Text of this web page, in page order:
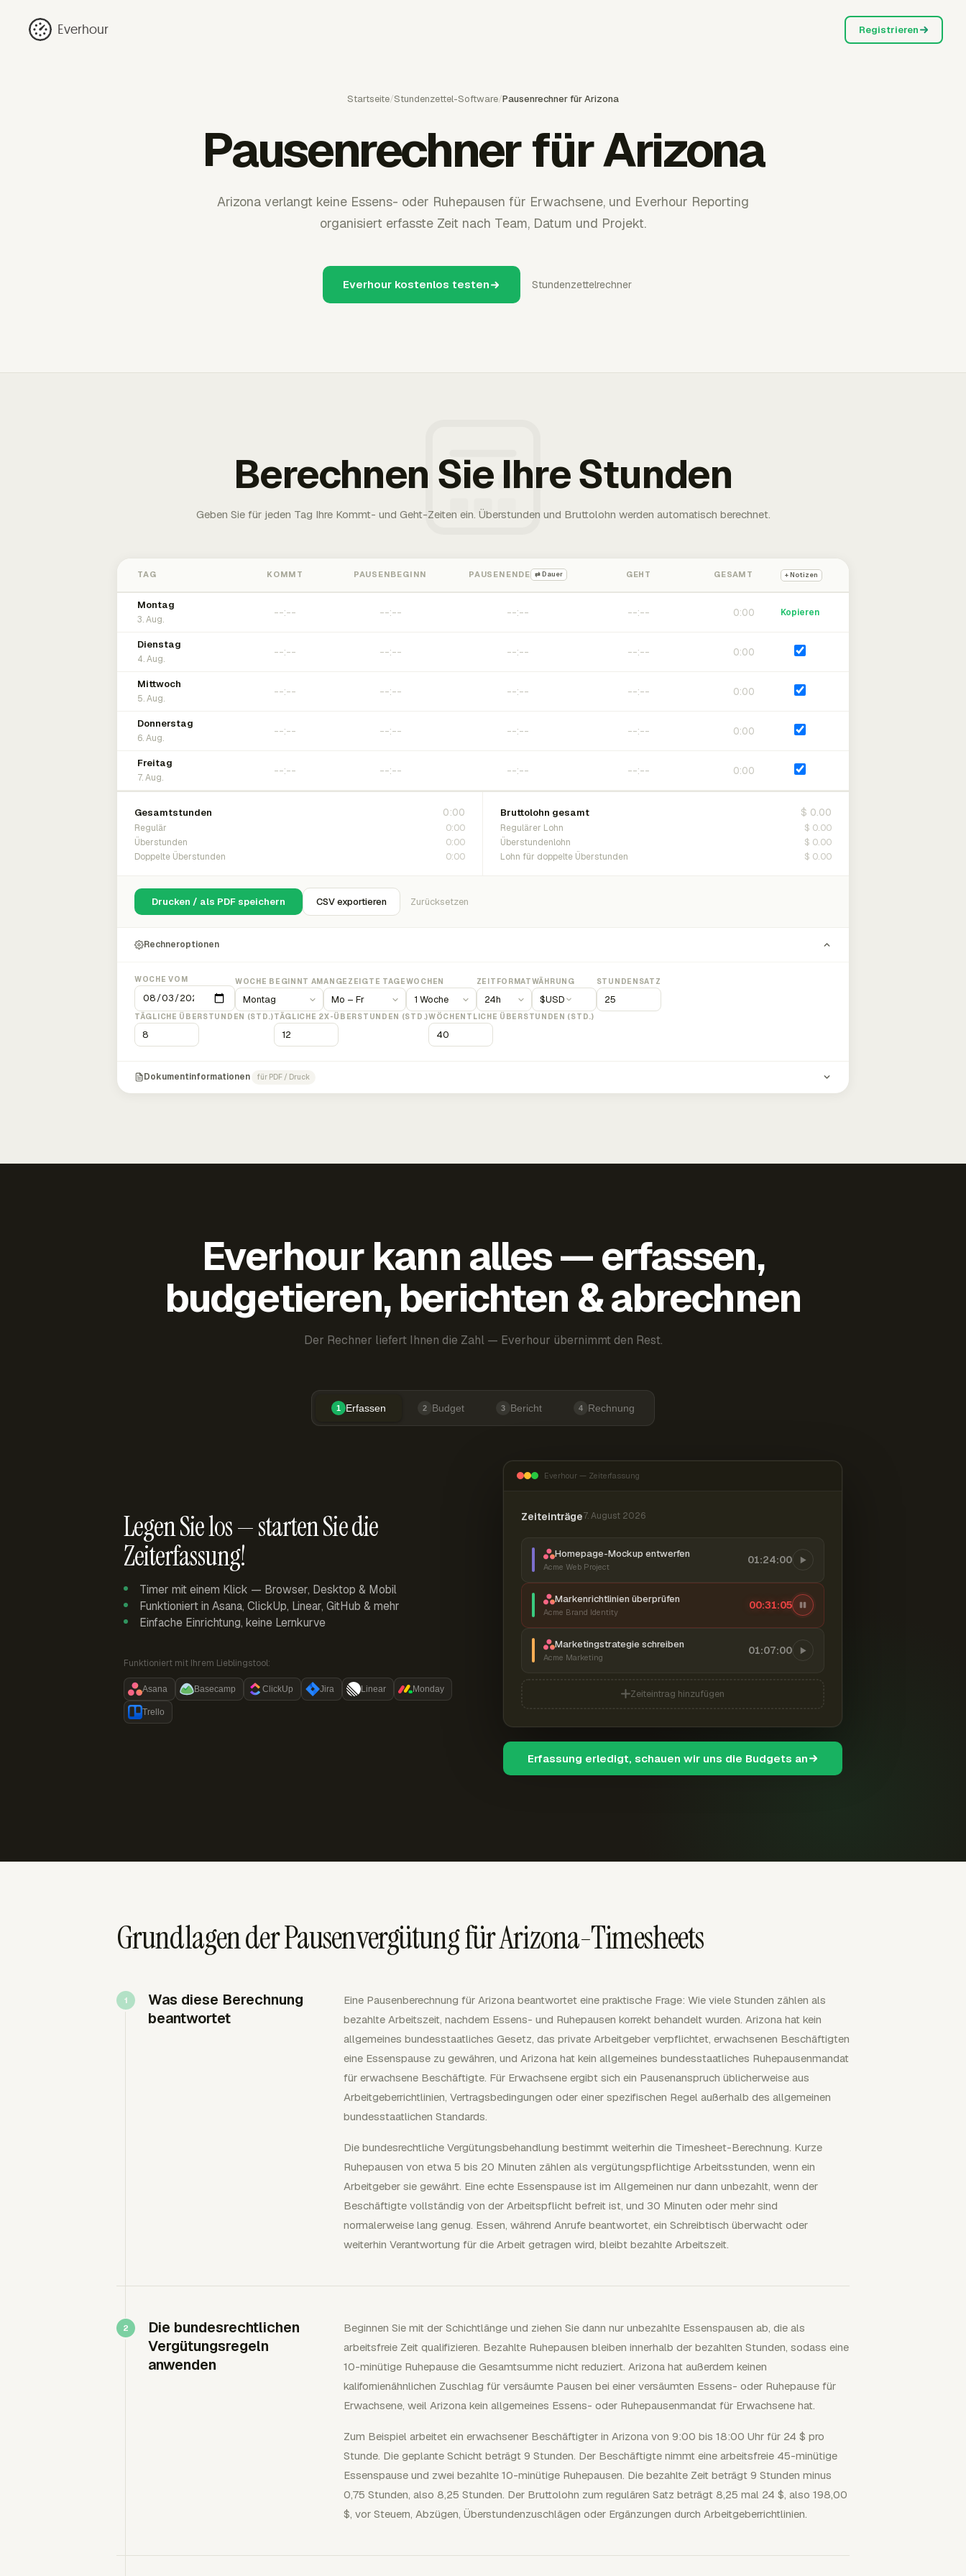
Everhour Registrieren
Startseite/Stundenzettel-Software/Pausenrechner für Arizona
Pausenrechner für Arizona
Arizona verlangt keine Essens- oder Ruhepausen für Erwachsene, und Everhour Reporting
organisiert erfasste Zeit nach Team, Datum und Projekt.
Everhour kostenlos testen Stundenzettelrechner
Berechnen Sie Ihre Stunden
Geben Sie für jeden Tag Ihre Kommt- und Geht-Zeiten ein. Überstunden und Bruttolohn werden automatisch berechnet.
TAG KOMMT PAUSENBEGINN PAUSENENDE ⇄ Dauer GEHT GESAMT + Notizen
Montag
3. Aug.
0:00 Kopieren
Dienstag
4. Aug.
0:00
Mittwoch
5. Aug.
0:00
Donnerstag
6. Aug.
0:00
Freitag
7. Aug.
0:00
Gesamtstunden 0:00
Regulär 0:00
Überstunden 0:00
Doppelte Überstunden 0:00
Bruttolohn gesamt $ 0.00
Regulärer Lohn $ 0.00
Überstundenlohn $ 0.00
Lohn für doppelte Überstunden $ 0.00
Drucken / als PDF speichern CSV exportieren Zurücksetzen
Rechneroptionen
WOCHE VOM WOCHE BEGINNT AMANGEZEIGTE TAGEWOCHEN ZEITFORMATWÄHRUNG
$USD
STUNDENSATZ
TÄGLICHE ÜBERSTUNDEN (STD.)TÄGLICHE 2X-ÜBERSTUNDEN (STD.)WÖCHENTLICHE ÜBERSTUNDEN (STD.)
Dokumentinformationen für PDF / Druck
Everhour kann alles — erfassen,
budgetieren, berichten & abrechnen
Der Rechner liefert Ihnen die Zahl — Everhour übernimmt den Rest.
1 Erfassen 2 Budget 3 Bericht 4 Rechnung
Legen Sie los — starten Sie die
Zeiterfassung!
Timer mit einem Klick — Browser, Desktop & Mobil
Funktioniert in Asana, ClickUp, Linear, GitHub & mehr
Einfache Einrichtung, keine Lernkurve
Funktioniert mit Ihrem Lieblingstool:
Asana Basecamp ClickUp Jira Linear Monday
Trello
Everhour — Zeiterfassung
Zeiteinträge7. August 2026
Homepage-Mockup entwerfen
Acme Web Project
01:24:00
Markenrichtlinien überprüfen
Acme Brand Identity
00:31:06
Marketingstrategie schreiben
Acme Marketing
01:07:00
Zeiteintrag hinzufügen
Erfassung erledigt, schauen wir uns die Budgets an
Grundlagen der Pausenvergütung für Arizona-Timesheets
Was diese Berechnung
beantwortet
Eine Pausenberechnung für Arizona beantwortet eine praktische Frage: Wie viele Stunden zählen als
bezahlte Arbeitszeit, nachdem Essens- und Ruhepausen korrekt behandelt wurden. Arizona hat kein
allgemeines bundesstaatliches Gesetz, das private Arbeitgeber verpflichtet, erwachsenen Beschäftigten
eine Essenspause zu gewähren, und Arizona hat kein allgemeines bundesstaatliches Ruhepausenmandat
für erwachsene Beschäftigte. Für Erwachsene ergibt sich ein Pausenanspruch üblicherweise aus
Arbeitgeberrichtlinien, Vertragsbedingungen oder einer spezifischen Regel außerhalb des allgemeinen
bundesstaatlichen Standards.
Die bundesrechtliche Vergütungsbehandlung bestimmt weiterhin die Timesheet-Berechnung. Kurze
Ruhepausen von etwa 5 bis 20 Minuten zählen als vergütungspflichtige Arbeitsstunden, wenn ein
Arbeitgeber sie gewährt. Eine echte Essenspause ist im Allgemeinen nur dann unbezahlt, wenn der
Beschäftigte vollständig von der Arbeitspflicht befreit ist, und 30 Minuten oder mehr sind
normalerweise lang genug. Essen, während Anrufe beantwortet, ein Schreibtisch überwacht oder
weiterhin Verantwortung für die Arbeit getragen wird, bleibt bezahlte Arbeitszeit.
Die bundesrechtlichen
Vergütungsregeln
anwenden
Beginnen Sie mit der Schichtlänge und ziehen Sie dann nur unbezahlte Essenspausen ab, die als
arbeitsfreie Zeit qualifizieren. Bezahlte Ruhepausen bleiben innerhalb der bezahlten Stunden, sodass eine
10-minütige Ruhepause die Gesamtsumme nicht reduziert. Arizona hat außerdem keinen
kalifornienähnlichen Zuschlag für versäumte Pausen bei einer versäumten Essens- oder Ruhepause für
Erwachsene, weil Arizona kein allgemeines Essens- oder Ruhepausenmandat für Erwachsene hat.
Zum Beispiel arbeitet ein erwachsener Beschäftigter in Arizona von 9:00 bis 18:00 Uhr für 24 $ pro
Stunde. Die geplante Schicht beträgt 9 Stunden. Der Beschäftigte nimmt eine arbeitsfreie 45-minütige
Essenspause und zwei bezahlte 10-minütige Ruhepausen. Die bezahlte Zeit beträgt 9 Stunden minus
0,75 Stunden, also 8,25 Stunden. Der Bruttolohn zum regulären Satz beträgt 8,25 mal 24 $, also 198,00
$, vor Steuern, Abzügen, Überstundenzuschlägen oder Ergänzungen durch Arbeitgeberrichtlinien.